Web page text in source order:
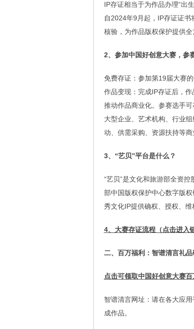
IP存证相当于为作品办理“出
自2024年9月起，IP存证证
核验，为作品版权保护提供全
2、参加中国好创意大赛，参
免费存证：参加第19届大赛
作品变现：完成IP存证后，
推动作品商业化。参赛选手
大型企业、艺术机构、行业
动、供需采购、资源扶持等商
3、“艺贝”平台是什么？
“艺贝”是文化和旅游部全资
部中国版权保护中心数字版
秀文化IP提供确权、授权、维
4、大赛存证流程（点击进入
二、百万福利：智谱清言礼品
点击可领取中国好创意大赛
智谱清言网址：请在各大应
成作品。